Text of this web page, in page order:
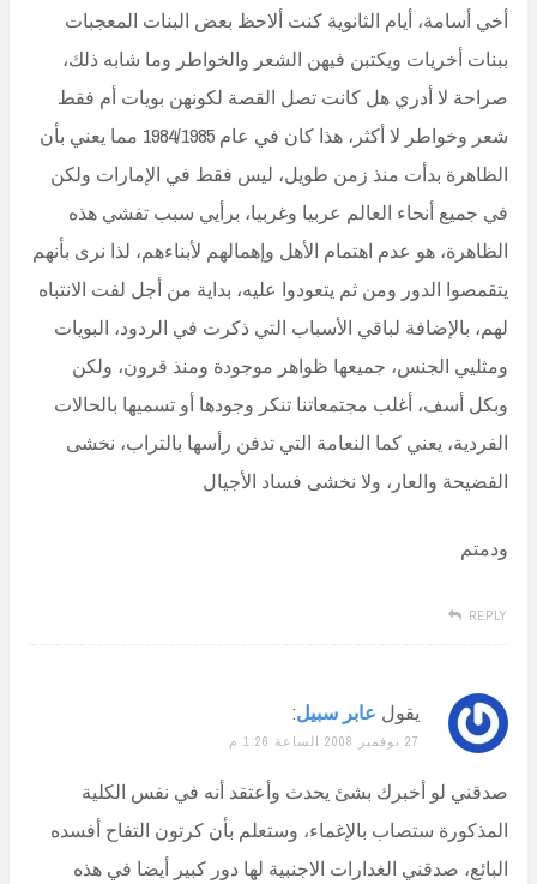
أخي أسامة، أيام الثانوية كنت ألاحظ بعض البنات المعجبات
ببنات أخريات ويكتبن فيهن الشعر والخواطر وما شابه ذلك،
صراحة لا أدري هل كانت تصل القصة لكونهن بويات أم فقط
شعر وخواطر لا أكثر، هذا كان في عام 1984/1985 مما يعني بأن
الظاهرة بدأت منذ زمن طويل، ليس فقط في الإمارات ولكن
في جميع أنحاء العالم عربيا وغربيا، برأيي سبب تفشي هذه
الظاهرة، هو عدم اهتمام الأهل وإهمالهم لأبناءهم، لذا نرى بأنهم
يتقمصوا الدور ومن ثم يتعودوا عليه، بداية من أجل لفت الانتباه
لهم، بالإضافة لباقي الأسباب التي ذكرت في الردود، البويات
ومثليي الجنس، جميعها ظواهر موجودة ومنذ قرون، ولكن
وبكل أسف، أغلب مجتمعاتنا تنكر وجودها أو تسميها بالحالات
الفردية، يعني كما النعامة التي تدفن رأسها بالتراب، نخشى
الفضيحة والعار، ولا نخشى فساد الأجيال
ودمتم
REPLY
يقول عابر سبيل:
27 نوفمبر 2008 الساعة 1:26 م
صدقني لو أخبرك بشئ يحدث وأعتقد أنه في نفس الكلية
المذكورة ستصاب بالإغماء، وستعلم بأن كرتون التفاح أفسده
البائع، صدقني الغدارات الاجنبية لها دور كبير أيضا في هذه